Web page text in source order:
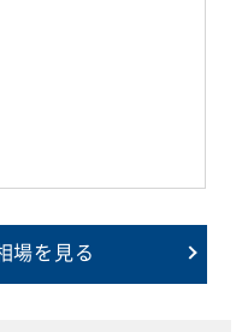
場を見る